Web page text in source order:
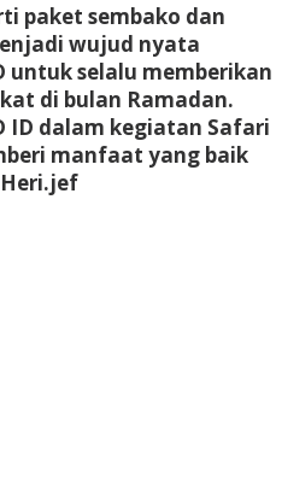
paket sembako dan
wujud nyata
untuk selalu memberikan
di bulan Ramadan.
ID dalam kegiatan Safari
manfaat yang baik
jef